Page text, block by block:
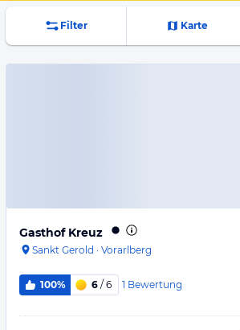
Filter Karte
Gasthof Kreuz
Sankt Gerold · Vorarlberg
100% 6 / 6 1 Bewertung